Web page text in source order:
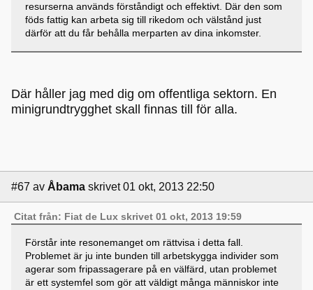
resurserna används förståndigt och effektivt. Där den som
föds fattig kan arbeta sig till rikedom och välstånd just
därför att du får behålla merparten av dina inkomster.
Där håller jag med dig om offentliga sektorn. En
minigrundtrygghet skall finnas till för alla.
#67 av Åbama skrivet 01 okt, 2013 22:50
Citat från: Fiat de Lux skrivet 01 okt, 2013 19:59
Förstår inte resonemanget om rättvisa i detta fall.
Problemet är ju inte bunden till arbetskygga individer som
agerar som fripassagerare på en välfärd, utan problemet
är ett systemfel som gör att väldigt många människor inte